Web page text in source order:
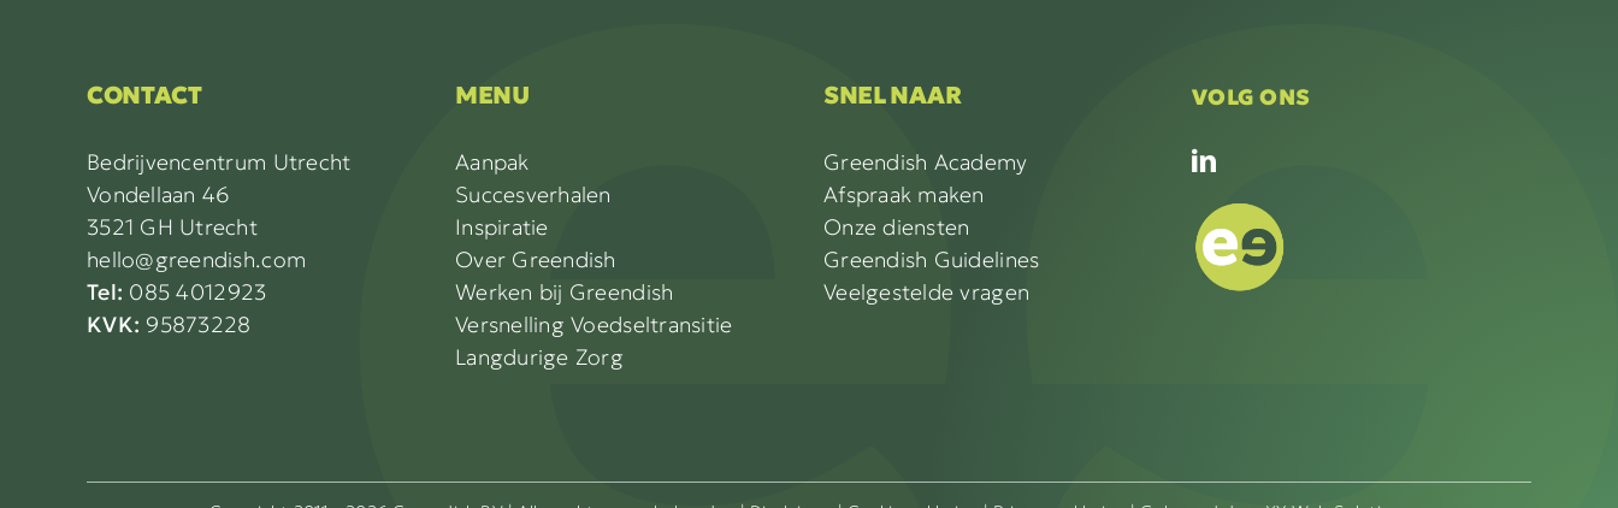
CONTACT
Bedrijvencentrum Utrecht
Vondellaan 46
3521 GH Utrecht
hello@greendish.com
Tel: 085 4012923
KVK: 95873228
MENU
Aanpak
Succesverhalen
Inspiratie
Over Greendish
Werken bij Greendish
Versnelling Voedseltransitie
Langdurige Zorg
SNEL NAAR
Greendish Academy
Afspraak maken
Onze diensten
Greendish Guidelines
Veelgestelde vragen
VOLG ONS